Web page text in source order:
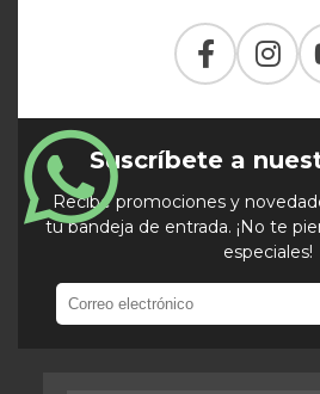
Suscríbete a
Recibe promociones y
tu bandeja de entrada. ¡No te
especiales!